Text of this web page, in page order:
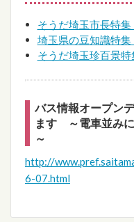
そうだ埼玉市長特集
埼玉県の豆知識特集
そうだ埼玉珍百景特
バス情報オープン
ます ～電車並み
～
http://
6-07.html